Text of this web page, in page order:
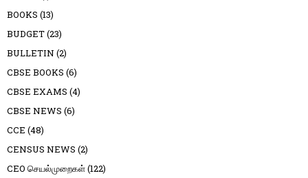
BOOKS (13)
BUDGET(23)
BULLETIN (2)
CBSE BOOKS (6)
CBSE EXAMS (4)
CBSE NEWS (6)
CCE (48)
CENSUS NEWS (2)
CEO செயல்முறைகள்(122)